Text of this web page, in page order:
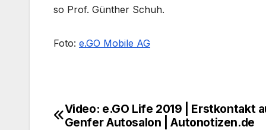
so Prof. Günther Schuh.
Foto: e.GO Mobile AG
Beitragsnavigation
Video: e.GO Life 2019 | Erstkontakt
Genfer Autosalon | Autonotizen.de